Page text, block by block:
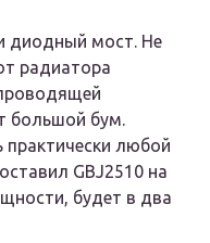
диодный мост. Не
радиатора
большой бум.
любой
GBJ2510 на
будет в два